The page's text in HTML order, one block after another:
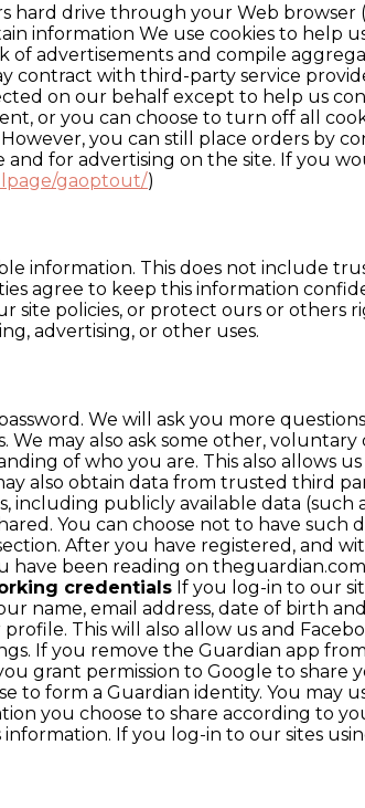
hard drive through your Web
information We use cookies to help
advertisements and compile
with third-party service
on our behalf except to help us
or you can choose to turn off all
you can still place orders by
for advertising on the site. If you
gaoptout/)
information. This does not include
agree to keep this information
policies, or protect ours or others
advertising, or other uses.
We will ask you more
We may also ask some other,
of who you are. This also allows us
also obtain data from trusted third
including publicly available data
You can choose not to have such
After you have registered, and
been reading on
credentials If you log-in to our
name, email address, date of birth
This will also allow us and
If you remove the Guardian app
grant permission to Google to share
to form a Guardian identity. You may
you choose to share according to
If you log-in to our sites